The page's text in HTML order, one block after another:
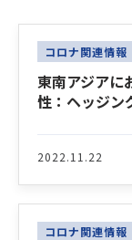
Latest
コロナ関連情報
東南アジアに
性：ヘッジン
2022.11.22
コロナ関連情報